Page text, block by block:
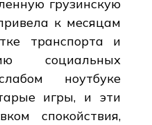
грузинскую
к месяцам
транспорта и
социальных
ноутбуке
игры, и эти
спокойствия,